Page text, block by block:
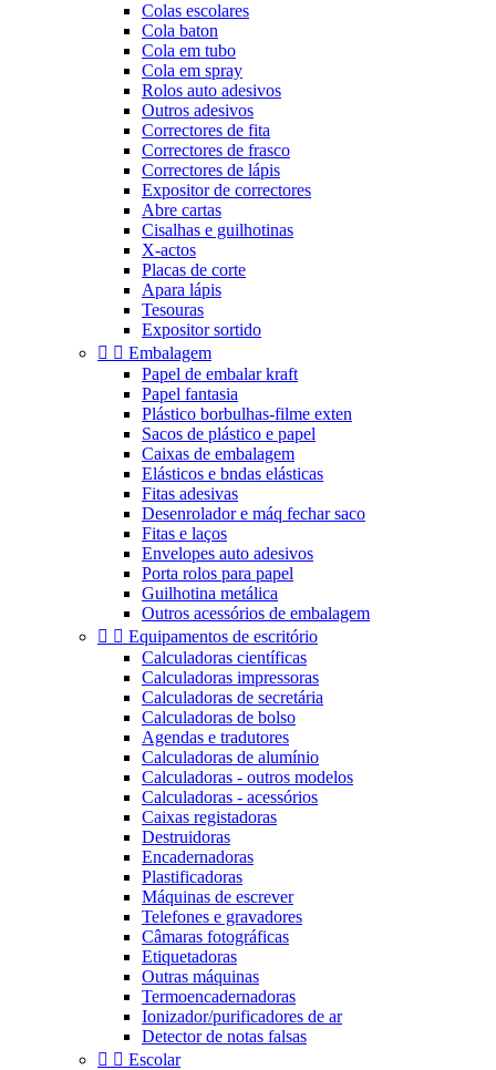
Colas escolares
Cola baton
Cola em tubo
Cola em spray
Rolos auto adesivos
Outros adesivos
Correctores de fita
Correctores de frasco
Correctores de lápis
Expositor de correctores
Abre cartas
Cisalhas e guilhotinas
X-actos
Placas de corte
Apara lápis
Tesouras
Expositor sortido
  Embalagem
Papel de embalar kraft
Papel fantasia
Plástico borbulhas-filme exten
Sacos de plástico e papel
Caixas de embalagem
Elásticos e bndas elásticas
Fitas adesivas
Desenrolador e máq fechar saco
Fitas e laços
Envelopes auto adesivos
Porta rolos para papel
Guilhotina metálica
Outros acessórios de embalagem
  Equipamentos de escritório
Calculadoras científicas
Calculadoras impressoras
Calculadoras de secretária
Calculadoras de bolso
Agendas e tradutores
Calculadoras de alumínio
Calculadoras - outros modelos
Calculadoras - acessórios
Caixas registadoras
Destruidoras
Encadernadoras
Plastificadoras
Máquinas de escrever
Telefones e gravadores
Câmaras fotográficas
Etiquetadoras
Outras máquinas
Termoencadernadoras
Ionizador/purificadores de ar
Detector de notas falsas
  Escolar